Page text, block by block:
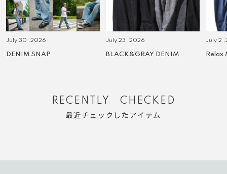
July 30 ,2026
DENIM SNAP
July 23 ,2026
BLACK&GRAY DENIM
July 2
Relax
RECENTLY CHECKED
最近チェックしたアイテム